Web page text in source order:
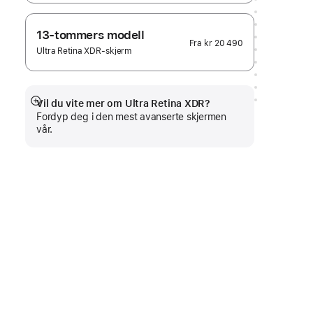
13-tommers modell
Ultra Retina XDR-skjerm
Fra kr 20 490
Vil du vite mer om Ultra Retina XDR?
Fordyp deg i den mest avanserte skjermen
vår.
Mer